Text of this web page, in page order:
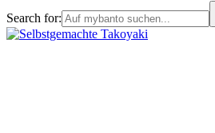
Search for: